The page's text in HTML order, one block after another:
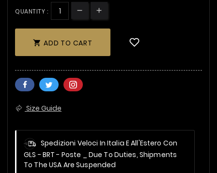
QUANTITY :
 ADD TO CART
Size Guide
Spedizioni Veloci In Italia E All'Estero Con
GLS - BRT - Poste _ Due To Duties, Shipments
To The USA Are Suspended